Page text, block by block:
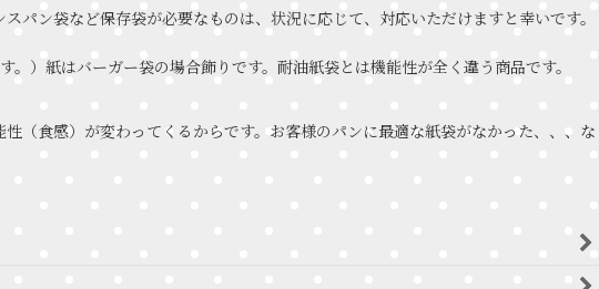
ン袋など保存袋が必要なものは、状況に応じて、対応いただけますと幸いです。
）紙はバーガー袋の場合飾りです。耐油紙袋とは機能性が全く違う商品です。
（食感）が変わってくるからです。お客様のパンに最適な紙袋がなかった、、、な